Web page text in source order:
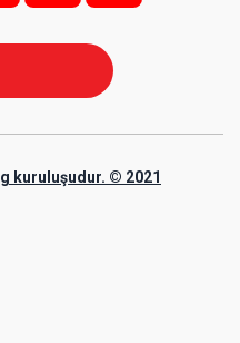
kuruluşudur. © 2021